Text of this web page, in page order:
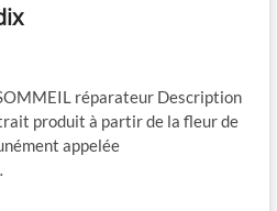
réparateur Description
produit à partir de la fleur de
appelée